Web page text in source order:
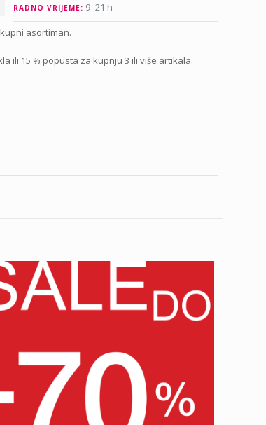
RADNO VRIJEME: 9–21 h
asortiman.
ili 15 % popusta za kupnju 3 ili više artikala.